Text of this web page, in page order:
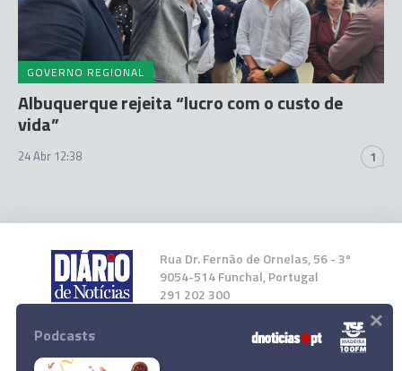
GOVERNO REGIONAL
Albuquerque rejeita “lucro com o custo de
vida”
24 Abr 12:38 1
Rua Dr. Fernão de Ornelas, 56 - 3º
9054-514 Funchal, Portugal
291 202 300
Instale a nossa App
Podcasts ×